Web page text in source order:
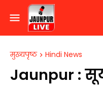
मुख्यपृष्ठ Hindi News
Jaunpur :